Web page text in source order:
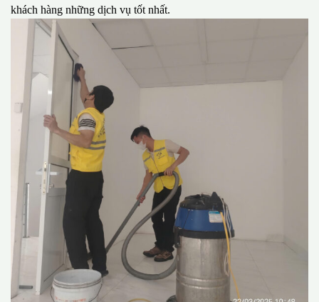
khách hàng những dịch vụ tốt nhất.